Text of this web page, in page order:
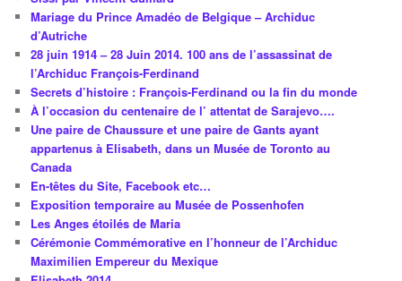
Mariage du Prince Amadéo de Belgique – Archiduc
d’Autriche
28 juin 1914 – 28 Juin 2014. 100 ans de l’assassinat de
l’Archiduc François-Ferdinand
Secrets d’histoire : François-Ferdinand ou la fin du monde
À l’occasion du centenaire de l’ attentat de Sarajevo….
Une paire de Chaussure et une paire de Gants ayant
appartenus à Elisabeth, dans un Musée de Toronto au
Canada
En-têtes du Site, Facebook etc…
Exposition temporaire au Musée de Possenhofen
Les Anges étoilés de Maria
Cérémonie Commémorative en l’honneur de l’Archiduc
Maximilien Empereur du Mexique